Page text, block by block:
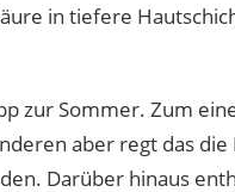
in tiefere
zur Sommer. Zum
aber regt das
Darüber hinaus